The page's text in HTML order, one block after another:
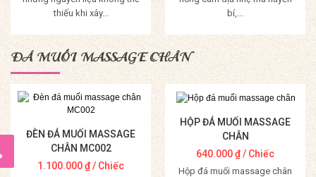
thiếu khi xây...
Mua Hàng
bí,...
Mua Hàng
ĐÁ MUỐI MASSAGE CHÂN
ĐÈN ĐÁ MUỐI MASSAGE
CHÂN MC002
1.100.000₫/ Chiếc
HỘP ĐÁ MUỐI MASSAGE
CHÂN
640.000₫/ Chiếc
Hộp đá muối massage chân